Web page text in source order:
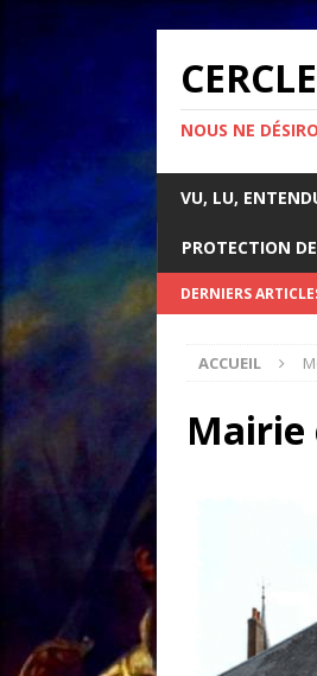
NOUS NE
VU, LU,
PROTECTION
DERNIERS
ACCUEIL
Mairie